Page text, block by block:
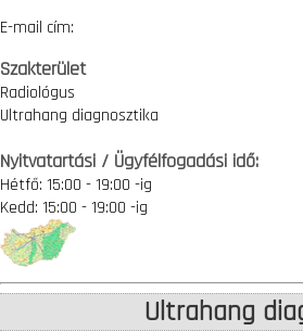
E-mail cím:
Szakterület
Radiológus
Ultrahang diagnosztika
Nyitvatartási / Ügyfélfogadási idő:
Hétfő: 15:00 - 19:00 -ig
Kedd: 15:00 - 19:00 -ig
Ultrahang